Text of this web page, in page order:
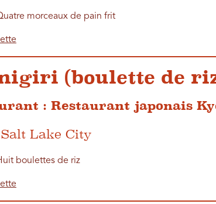
morceaux de pain frit
(boulette de
: Restaurant japonais
Lake City
boulettes de riz